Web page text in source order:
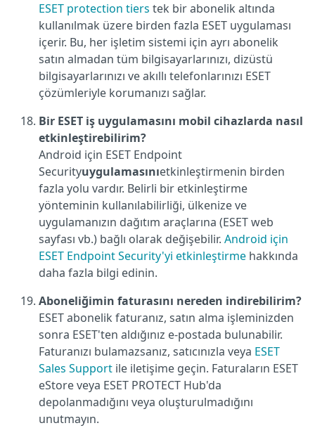
ESET protection tiers tek bir abonelik altında
kullanılmak üzere birden fazla ESET uygulaması
içerir. Bu, her işletim sistemi için ayrı abonelik
satın almadan tüm bilgisayarlarınızı, dizüstü
bilgisayarlarınızı ve akıllı telefonlarınızı ESET
çözümleriyle korumanızı sağlar.
Bir ESET iş uygulamasını mobil cihazlarda nasıl
etkinleştirebilirim?
Android için ESET Endpoint
Securityuygulamasınıetkinleştirmenin birden
fazla yolu vardır. Belirli bir etkinleştirme
yönteminin kullanılabilirliği, ülkenize ve
uygulamanızın dağıtım araçlarına (ESET web
sayfası vb.) bağlı olarak değişebilir. Android için
ESET Endpoint Security'yi etkinleştirme hakkında
daha fazla bilgi edinin.
Aboneliğimin faturasını nereden indirebilirim?
ESET abonelik faturanız, satın alma işleminizden
sonra ESET'ten aldığınız e-postada bulunabilir.
Faturanızı bulamazsanız, satıcınızla veya ESET
Sales Support ile iletişime geçin. Faturaların ESET
eStore veya ESET PROTECT Hub'da
depolanmadığını veya oluşturulmadığını
unutmayın.